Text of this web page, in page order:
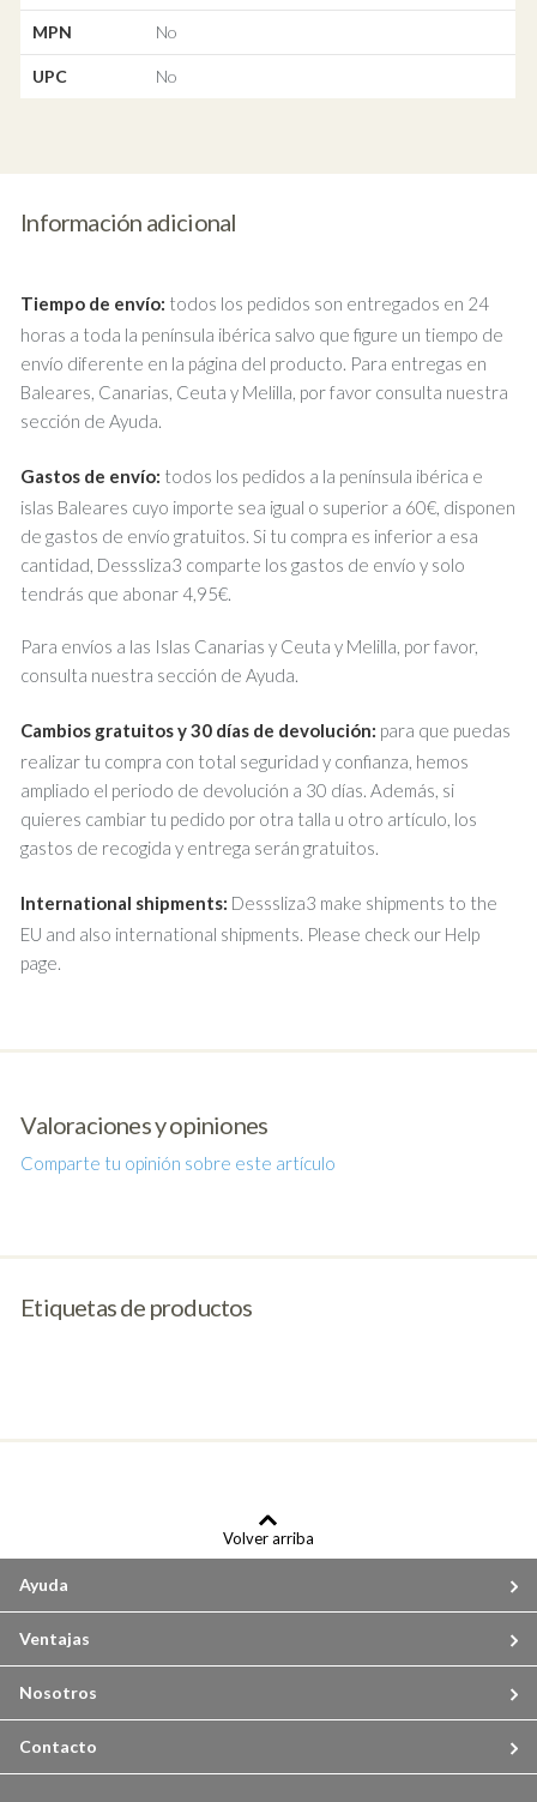
MPN No
UPC No
Información adicional
Tiempo de envío: todos los pedidos son entregados en 24
horas a toda la península ibérica salvo que figure un tiempo de
envío diferente en la página del producto. Para entregas en
Baleares, Canarias, Ceuta y Melilla, por favor consulta nuestra
sección de Ayuda.
Gastos de envío: todos los pedidos a la península ibérica e
islas Baleares cuyo importe sea igual o superior a 60€, disponen
de gastos de envío gratuitos. Si tu compra es inferior a esa
cantidad, Desssliza3 comparte los gastos de envío y solo
tendrás que abonar 4,95€.
Para envíos a las Islas Canarias y Ceuta y Melilla, por favor,
consulta nuestra sección de Ayuda.
Cambios gratuitos y 30 días de devolución: para que puedas
realizar tu compra con total seguridad y confianza, hemos
ampliado el periodo de devolución a 30 días. Además, si
quieres cambiar tu pedido por otra talla u otro artículo, los
gastos de recogida y entrega serán gratuitos.
International shipments: Desssliza3 make shipments to the
EU and also international shipments. Please check our Help
page.
Valoraciones y opiniones
Comparte tu opinión sobre este artículo
Etiquetas de productos
Volver arriba
Ayuda
Ventajas
Nosotros
Contacto